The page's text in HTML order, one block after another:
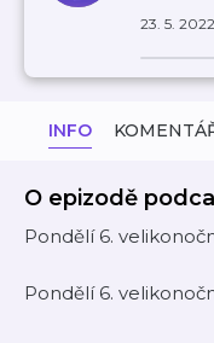
23. 5. 2022
INFO
O epizodě
Pondělí 6.
Pondělí 6.